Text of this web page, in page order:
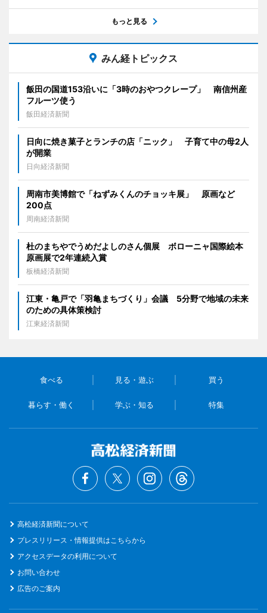
もっと見る
みん経トピックス
飯田の国道153沿いに「3時のおやつクレープ」 南信州産
フルーツ使う
飯田経済新聞
日向に焼き菓子とランチの店「ニック」 子育て中の母2人
が開業
日向経済新聞
周南市美博館で「ねずみくんのチョッキ展」 原画など
200点
周南経済新聞
杜のまちやでうめだよしのさん個展 ボローニャ国際絵本
原画展で2年連続入賞
板橋経済新聞
江東・亀戸で「羽亀まちづくり」会議 5分野で地域の未来
のための具体策検討
江東経済新聞
食べる 見る・遊ぶ 買う
暮らす・働く 学ぶ・知る 特集
高松経済新聞について
プレスリリース・情報提供はこちらから
アクセスデータの利用について
お問い合わせ
広告のご案内